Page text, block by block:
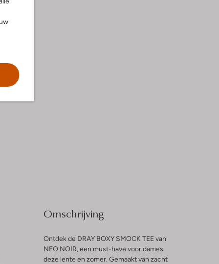
Omschrijving
Ontdek de DRAY BOXY SMOCK TEE van
NEO NOIR, een must-have voor dames
deze lente en zomer. Gemaakt van zacht